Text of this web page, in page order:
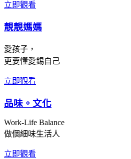
立即觀看
靚靚媽媽
愛孩子，
更要懂愛錫自己
立即觀看
品味。文化
Work-Life Balance
做個細味生活人
立即觀看